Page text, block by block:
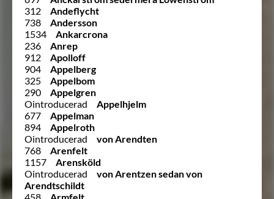
312
Andeflycht
738
Andersson
1534
Ankarcrona
236
Anrep
912
Apolloff
904
Appelberg
325
Appelbom
290
Appelgren
Ointroducerad
Appelhjelm
677
Appelman
894
Appelroth
Ointroducerad
von Arendten
768
Arenfelt
1157
Arensköld
Ointroducerad
von Arentzen sedan von
Arendtschildt